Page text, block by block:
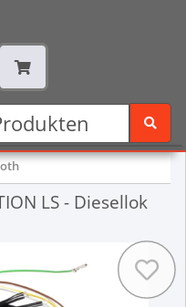
LS - Diesellok